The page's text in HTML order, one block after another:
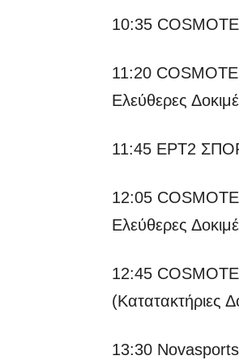
10:35
11:20
Ελεύθερες
11:45 ΕΡΤ2
12:05
Ελεύθερες
12:45
(Κατατακτήριες
13:30